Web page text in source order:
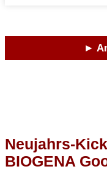
►
Neujahrs-
BIOGENA